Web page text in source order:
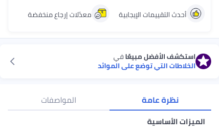
معدّلات إرجاع منخفضة الإيجابية
مبيعًافي
توضع على الموائد